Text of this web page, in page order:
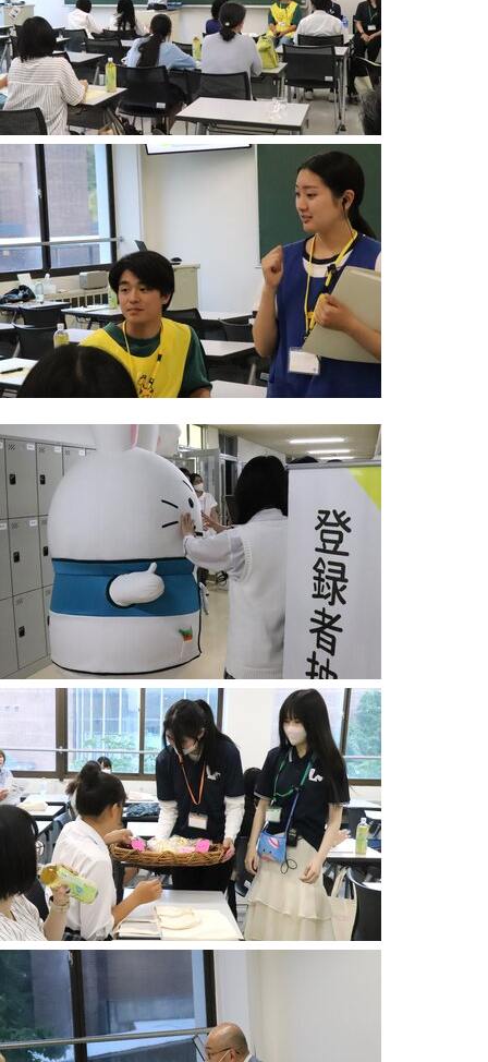
WEB出願
個別面接練習・相談
入学手続締切日
学納金など
総合型選抜出願手順及び注意点について
☺️ よくある質問
入試について
学納金・奨学金について
各学科について
キャンパスライフについて
就職について
その他